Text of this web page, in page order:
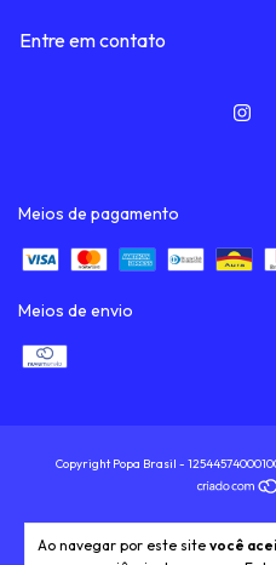
Ao navegar por este site você
Entre em contato
Meios de pagamento
Meios de envio
Copyright Popa Brasil -